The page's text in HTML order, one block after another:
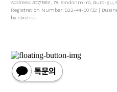
Address: 307/1801, 78, Sindorim-ro, Guro-
Registration Number: 522-44-00732 |
by sixshop